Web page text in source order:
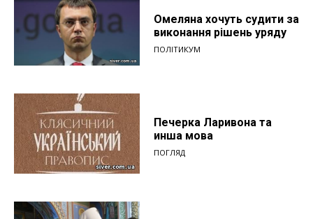
Омеляна хочуть судити за
виконання рішень уряду
ПОЛІТИКУМ
Печерка Ларивона та
инша мова
ПОГЛЯД